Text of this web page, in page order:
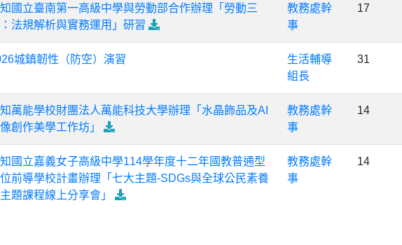
國立臺南第一高級中學與勞動部合作辦理「勞動三
法規解析與實務運用」研習
教務處幹
事
17
城鎮韌性（防空）演習
生活輔導
組長
31
萬能學校財團法人萬能科技大學辦理「水晶飾品及AI
創作美學工作坊」
教務處幹
事
14
國立嘉義女子高級中學114學年度十二年國教普通型
前導學校計畫辦理「七大主題-SDGs與全球公民素養
題課程線上分享會」
教務處幹
事
14